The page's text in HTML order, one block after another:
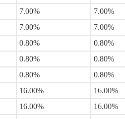
7.00% 7.00%
7.00% 7.00%
0.80% 0.80%
0.80% 0.80%
0.80% 0.80%
16.00% 16.00%
16.00% 16.00%